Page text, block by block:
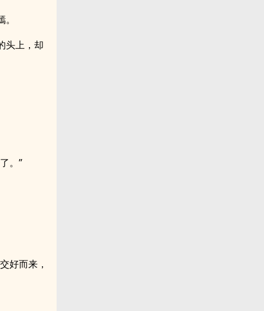
头上，却
。”
好而来，